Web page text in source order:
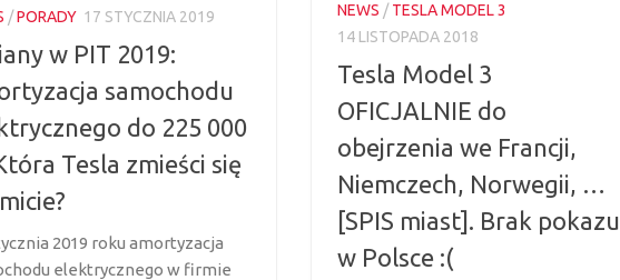
/PORADY 17 STYCZNIA 2019
w PIT 2019:
samochodu
do 225 000
Tesla zmieści się
2019 roku amortyzacja
elektrycznego w firmie
NEWS /TESLA MODEL 3
14 LISTOPADA 2018
Tesla Model 3
OFICJALNIE do
obejrzenia we Francji,
Niemczech, Norwegii, …
[SPIS miast]. Brak pokazu
w Polsce :(